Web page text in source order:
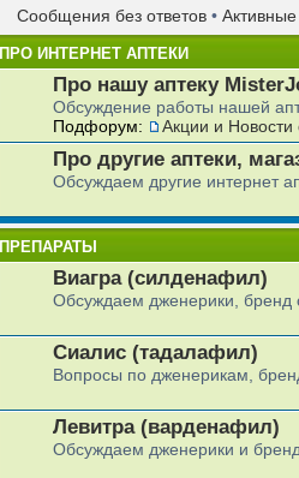
Сообщения без ответов •
ПРО ИНТЕРНЕТ АПТЕКИ
Про нашу аптеку
Обсуждение работы нашей
Подфорум:
Акции и
Про другие аптеки,
Обсуждаем другие интернет
ПРЕПАРАТЫ
Виагра (силденафил)
Обсуждаем дженерики, бренд
Сиалис (тадалафил)
Вопросы по дженерикам,
Левитра (варденафил)
Обсуждаем дженерики и